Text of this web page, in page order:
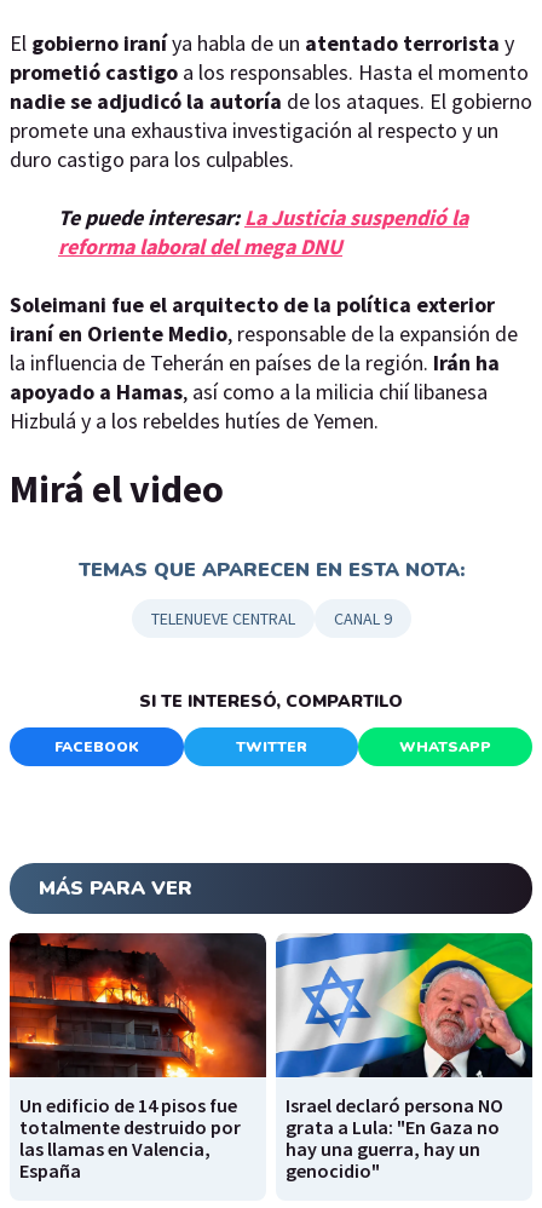
El gobierno iraníya habla de un atentado terrorista y
prometió castigo a los responsables. Hasta el momento
nadie se adjudicó la autoría de los ataques. El gobierno
promete una exhaustiva investigación al respecto y un
duro castigo para los culpables.
Te puede interesar:La Justicia suspendió la
reforma laboral del mega DNU
Soleimani fue el arquitecto de la política exterior
iraní en Oriente Medio, responsable de la expansión de
la influencia de Teherán en países de la región. Irán ha
apoyado a Hamas, así como a la milicia chií libanesa
Hizbulá y a los rebeldes hutíes de Yemen.
Mirá el video
TEMAS QUE APARECEN EN ESTA NOTA:
TELENUEVE CENTRAL CANAL 9
SI TE INTERESÓ, COMPARTILO
FACEBOOK TWITTER WHATSAPP
MÁS PARA VER
Un edificio de 14 pisos fue
totalmente destruido por
las llamas en Valencia,
España
Israel declaró persona NO
grata a Lula: "En Gaza no
hay una guerra, hay un
genocidio"